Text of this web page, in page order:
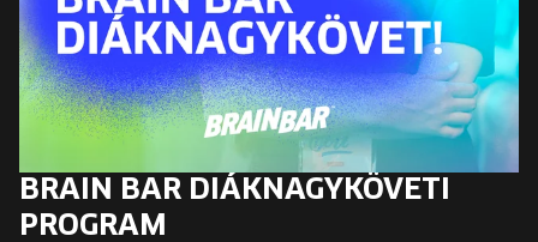
EURÓPA JÖVŐFESZTIVÁLJA
ELŐADÓK
INGYENES DIÁK- ÉS TANÁRREGISZTRÁCIÓ
JEGYEK
BRAIN BAR DIÁKNAGYKÖVETI
PROGRAM